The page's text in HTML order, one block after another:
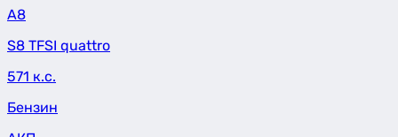
A8
S8 TFSI quattro
571 к.с.
Бензин